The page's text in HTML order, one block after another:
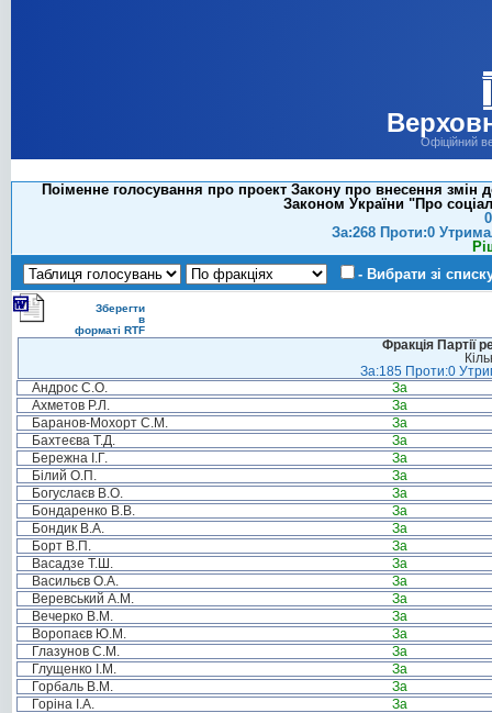
Офіційний
Поіменне голосування про проект Закону про внесення змін
Законом України "Про
За:268 Проти:0
- Вибрати зі
Зберегти
в
форматі RTF
Фракція Партії
За:185 Проти:0
Андрос С.О.
За
Ахметов Р.Л.
За
Баранов-Мохорт С.М.
За
Бахтеєва Т.Д.
За
Бережна І.Г.
За
Білий О.П.
За
Богуслаєв В.О.
За
Бондаренко В.В.
За
Бондик В.А.
За
Борт В.П.
За
Васадзе Т.Ш.
За
Васильєв О.А.
За
Веревський А.М.
За
Вечерко В.М.
За
Воропаєв Ю.М.
За
Глазунов С.М.
За
Глущенко І.М.
За
Горбаль В.М.
За
Горіна І.А.
За